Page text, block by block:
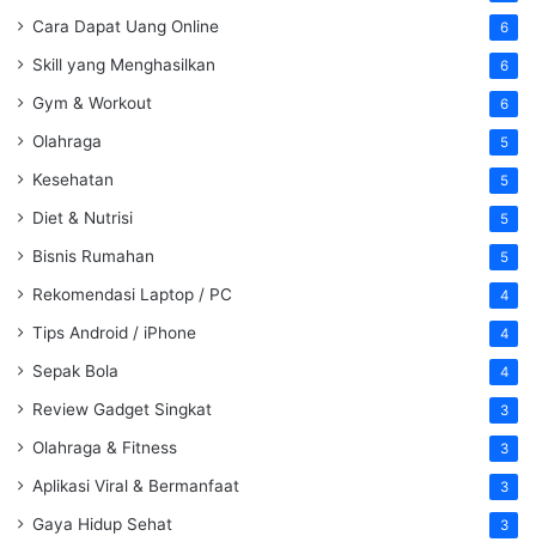
Cara Dapat Uang Online 6
Skill yang Menghasilkan 6
Gym & Workout 6
Olahraga 5
Kesehatan 5
Diet & Nutrisi 5
Bisnis Rumahan 5
Rekomendasi Laptop / PC 4
Tips Android / iPhone 4
Sepak Bola 4
Review Gadget Singkat 3
Olahraga & Fitness 3
Aplikasi Viral & Bermanfaat 3
Gaya Hidup Sehat 3